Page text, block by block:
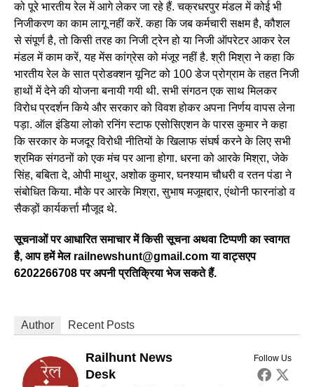
को पूरे भारतीय रेल में आगे लेकर जा रहे हैं. चक्रधरपुर मंडल में कोई भी
निजीकरण का काम लागू नहीं करें. कहा कि जब कर्मचारी सक्षम है, कौशल
से संपूर्ण है, तो किसी तरह का निजी ट्रेन हो या निजी ऑपरेटर आकर रेल
मंडल में काम करें, यह मेंस कांग्रेस को मंजूर नहीं है. श्री मिश्रा ने कहा कि
भारतीय रेल के सात प्रोडक्शन यूनिट को 100 डेज प्रोग्राम के तहत निजी
हाथों में देने की योजना बनायी गयी थी. सभी संगठन एक साथ मिलकर
विरोध प्रदर्शन किये और सरकार को विवश होकर अपना निर्णय वापस लेना
पड़ा. ऑल इंडिया लोको रनिंग स्टाफ एसोसिएशन के पारस कुमार ने कहा
कि सरकार के मजदूर विरोधी नीतियों के खिलाफ संघर्ष करने के लिए सभी
श्रमिक संगठनों को एक मंच पर आना होगा. धरना को आरके मिश्रा, जेके
सिंह, बबिता दे, ओपी माथुर, अशोक कुमार, घनश्याम चौधरी व रतन पंडा ने
संबोधित किया. मौके पर आरके मिश्रा, सुभाष मजूमद्दार, एंथोनी फारनांडो व
सैकड़ों कार्यकर्त्ता मौजूद थे.
सूचनाओं पर आधारित समाचार में किसी सूचना अथवा टिप्पणी का स्वागत
है, आप हमें मेल railnewshunt@gmail.com या वाट्सएप
6202266708 पर अपनी प्रतिक्रिया भेज सकते हैं.
Author Recent Posts
Follow Us
Railhunt News
Desk